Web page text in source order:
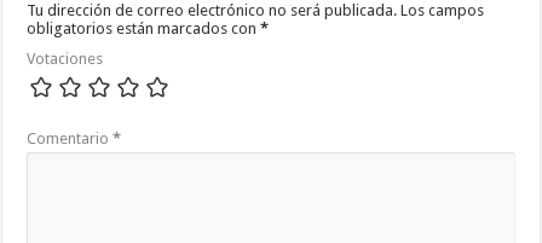
Tu dirección de correo electrónico no será publicada. Los campos
obligatorios están marcados con*
Votaciones
Comentario*